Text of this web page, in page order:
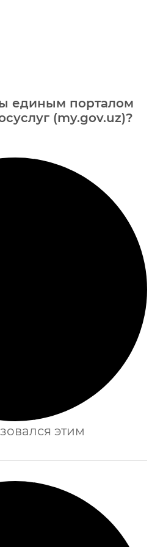
единым порталом
(my.gov.uz)?
этим